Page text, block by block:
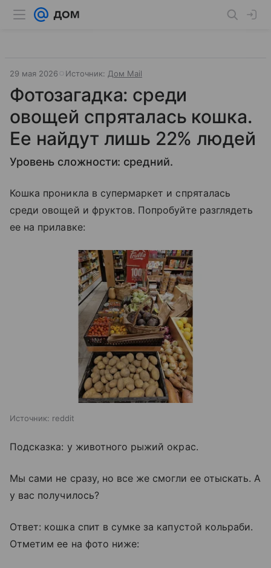
29 мая 2026 Источник: Дом Mail
Фотозагадка: среди
овощей спряталась кошка.
Ее найдут лишь 22% людей
Уровень сложности: средний.
Кошка проникла в супермаркет и спряталась
среди овощей и фруктов. Попробуйте разглядеть
ее на прилавке:
Источник: reddit
Подсказка: у животного рыжий окрас.
Мы сами не сразу, но все же смогли ее отыскать. А
у вас получилось?
Ответ: кошка спит в сумке за капустой кольраби.
Отметим ее на фото ниже: